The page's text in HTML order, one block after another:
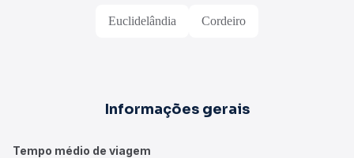
Euclidelândia Cordeiro
Informações gerais
Tempo médio de viagem